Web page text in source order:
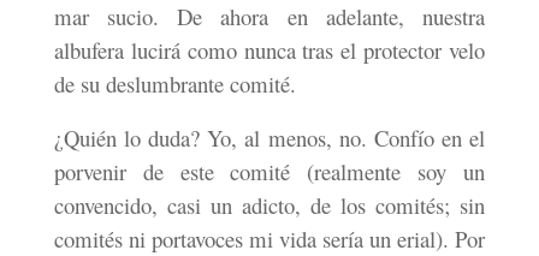
mar sucio. De ahora en adelante, nuestra
albufera lucirá como nunca tras el protector velo
de su deslumbrante comité.
¿Quién lo duda? Yo, al menos, no. Confío en el
porvenir de este comité (realmente soy un
convencido, casi un adicto, de los comités; sin
comités ni portavoces mi vida sería un erial). Por